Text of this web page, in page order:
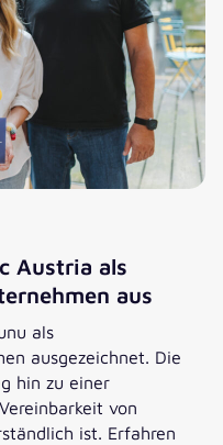
Austria als
aus
als
ausgezeichnet. Die
hin zu einer
von
ist. Erfahren